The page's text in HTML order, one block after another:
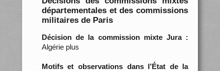
départementales et des commissions
militaires de Paris
Décision de la commission mixte Jura :
Algérie plus
Motifs et observations dans l’État de la